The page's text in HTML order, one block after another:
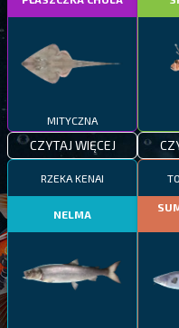
MITYCZNA
CZYTAJ WIĘCEJ
RZEKA KENAI
NELMA